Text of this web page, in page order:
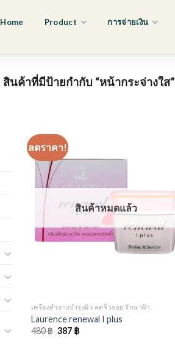
Home Product การจ่ายเงิน
สินค้าที่มีป้ายกำกับ “หน้ากระจ่างใส”
ลดราคา!
สินค้าหมดแล้ว
เครืองสำอางบำรุงผิว ลดริ้วรอย รักษาฝ้า
Laurence renewal I plus
480฿ Original
price
387 ฿Current